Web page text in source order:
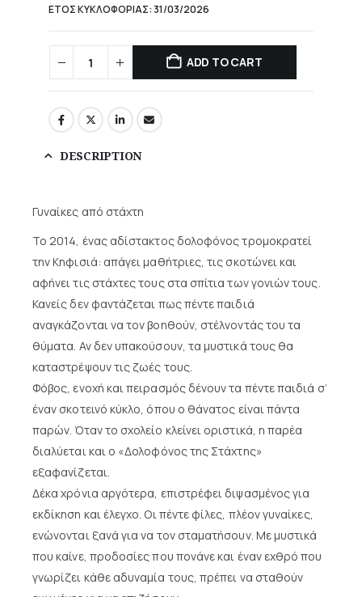
ΕΤΟΣ ΚΥΚΛΟΦΟΡΙΑΣ: 31/03/2026
ADD TO CART
DESCRIPTION
Γυναίκες από στάχτη
Το 2014, ένας αδίστακτος δολοφόνος τρομοκρατεί
την Κηφισιά: απάγει μαθήτριες, τις σκοτώνει και
αφήνει τις στάχτες τους στα σπίτια των γονιών τους.
Κανείς δεν φαντάζεται πως πέντε παιδιά
αναγκάζονται να τον βοηθούν, στέλνοντάς του τα
θύματα. Αν δεν υπακούσουν, τα μυστικά τους θα
καταστρέψουν τις ζωές τους.
Φόβος, ενοχή και πειρασμός δένουν τα πέντε παιδιά σ’
έναν σκοτεινό κύκλο, όπου ο θάνατος είναι πάντα
παρών. Όταν το σχολείο κλείνει οριστικά, η παρέα
διαλύεται και ο «Δολοφόνος της Στάχτης»
εξαφανίζεται.
Δέκα χρόνια αργότερα, επιστρέφει διψασμένος για
εκδίκηση και έλεγχο. Οι πέντε φίλες, πλέον γυναίκες,
ενώνονται ξανά για να τον σταματήσουν. Με μυστικά
που καίνε, προδοσίες που πονάνε και έναν εχθρό που
γνωρίζει κάθε αδυναμία τους, πρέπει να σταθούν